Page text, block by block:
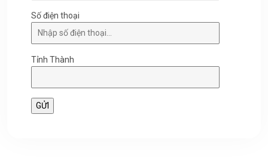
Số điện thoại
Tỉnh Thành